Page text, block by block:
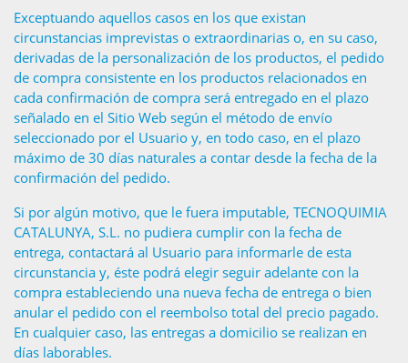
Exceptuando aquellos casos en los que existan
circunstancias imprevistas o extraordinarias o, en su caso,
derivadas de la personalización de los productos, el pedido
de compra consistente en los productos relacionados en
cada confirmación de compra será entregado en el plazo
señalado en el Sitio Web según el método de envío
seleccionado por el Usuario y, en todo caso, en el plazo
máximo de 30 días naturales a contar desde la fecha de la
confirmación del pedido.
Si por algún motivo, que le fuera imputable, TECNOQUIMIA
CATALUNYA, S.L. no pudiera cumplir con la fecha de
entrega, contactará al Usuario para informarle de esta
circunstancia y, éste podrá elegir seguir adelante con la
compra estableciendo una nueva fecha de entrega o bien
anular el pedido con el reembolso total del precio pagado.
En cualquier caso, las entregas a domicilio se realizan en
días laborables.